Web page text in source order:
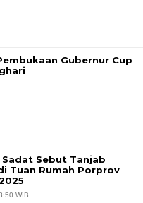
Gubernur Cup
Sebut Tanjab
Tuan Rumah Porprov
WIB